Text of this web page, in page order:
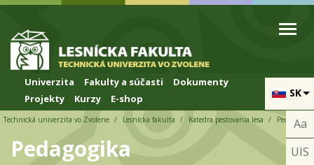
Skip to cookies
Skip to navigation
Skočiť na hlavný obsah
SK
Univerzita Fakulty a súčasti
Dokumenty
Projekty
Kurzy E-shop
Aa
UIS
Technická univerzita vo Zvolene Lesnícka fakulta Katedra pestovania lesa Pedagogika
Pedagogika